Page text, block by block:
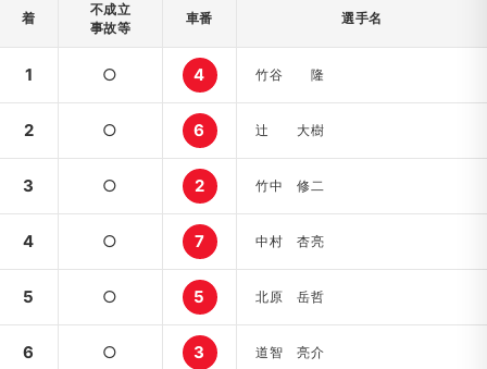
着
不成立
事故等
車番 選手名
1 ○ 4 竹谷 隆
2 ○ 6 辻 大樹
3 ○ 2 竹中 修二
4 ○ 7 中村 杏亮
5 ○ 5 北原 岳哲
6 ○ 3 道智 亮介